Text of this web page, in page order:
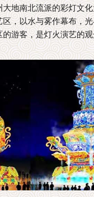
地南北流派的彩灯文化
区，以水与雾作幕布，
的游客，是灯火演艺的